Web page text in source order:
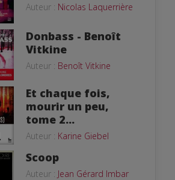
Auteur : Nicolas Laquerrière
Donbass - Benoît
Vitkine
Auteur : Benoît Vitkine
Et chaque fois,
mourir un peu,
tome 2...
Auteur : Karine Giebel
Scoop
Auteur : Jean Gérard Imbar